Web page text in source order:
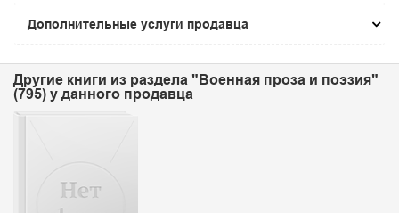
Дополнительные услуги продавца
Другие книги из раздела "Военная проза и поэзия"
(795) у данного продавца